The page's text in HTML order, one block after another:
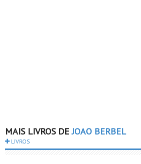
MAIS LIVROS DEJOAO BERBEL
LIVROS